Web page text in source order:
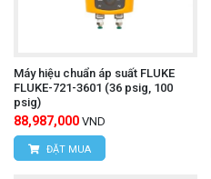
Máy hiệu chuẩn áp suất FLUKE
FLUKE-721-3601 (36 psig, 100
psig)
88,987,000 VND
ĐẶT MUA